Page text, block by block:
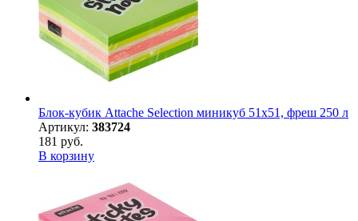
Блок-кубик Attache Selection миникуб 51х51, фреш 250 л
Артикул: 383724
181 руб.
В корзину